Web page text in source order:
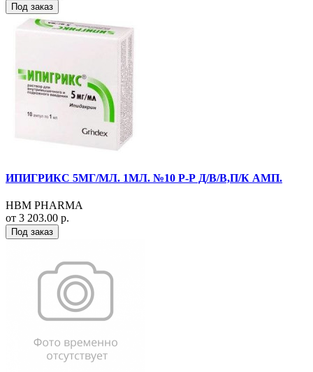
Под заказ
ИПИГРИКС 5МГ/МЛ. 1МЛ. №10 Р-Р Д/В/В,П/К АМП.
HBM PHARMA
от 3 203.00 р.
Под заказ